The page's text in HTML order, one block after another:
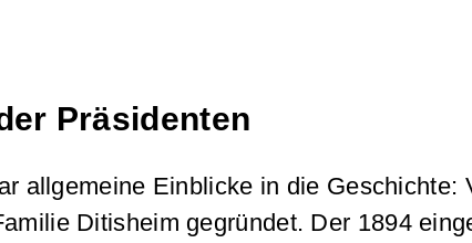
Präsidenten
allgemeine Einblicke in die Geschichte:
Ditisheim gegründet. Der 1894